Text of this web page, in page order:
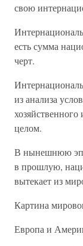
свою
есть сумма
черт.
из анализа
хозяйственного
целом.
В нынешнюю
в прошлую,
вытекает из
Картина
Европа и